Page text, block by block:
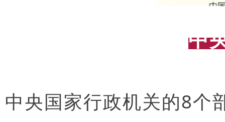
中
中央国家行政机关的8个